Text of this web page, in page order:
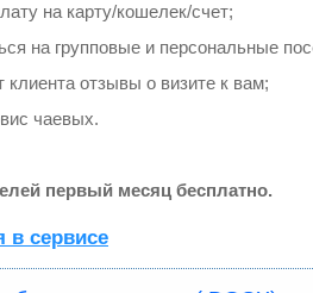
на карту/кошелек/счет;
на групповые и персональные
отзывы о визите к вам;
чаевых.
первый месяц бесплатно.
в сервисе